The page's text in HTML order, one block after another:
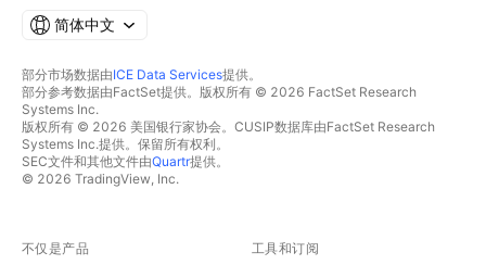
简体中文
部分市场数据由ICE Data Services提供。
部分参考数据由FactSet提供。版权所有 © 2026 FactSet Research
Systems Inc.
版权所有 © 2026 美国银行家协会。CUSIP数据库由FactSet Research
Systems Inc.提供。保留所有权利。
SEC文件和其他文件由Quartr提供。
© 2026 TradingView, Inc.
不仅是产品 工具和订阅